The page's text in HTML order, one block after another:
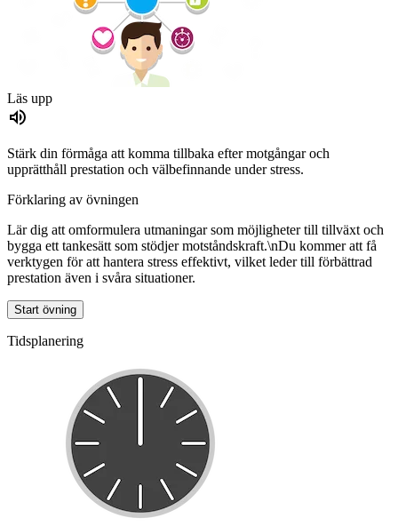
Läs upp
Stärk din förmåga att komma tillbaka efter motgångar och
upprätthåll prestation och välbefinnande under stress.
Förklaring av övningen
Lär dig att omformulera utmaningar som möjligheter till tillväxt och
bygga ett tankesätt som stödjer motståndskraft.\nDu kommer att få
verktygen för att hantera stress effektivt, vilket leder till förbättrad
prestation även i svåra situationer.
Start övning
Tidsplanering